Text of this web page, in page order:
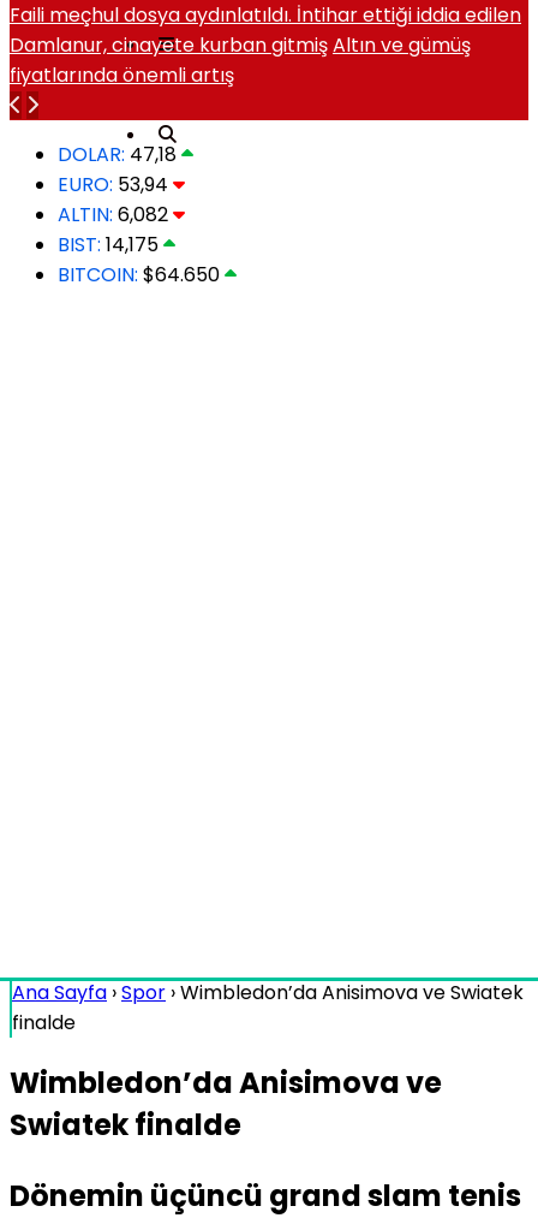
Faili meçhul dosya aydınlatıldı. İntihar ettiği iddia edilen
Damlanur, cinayete kurban gitmişAltın ve gümüş
fiyatlarında önemli artış
DOLAR: 47,18
EURO: 53,94
ALTIN: 6,082
BIST: 14,175
BITCOIN: $64.650
Ana Sayfa ›Spor ›Wimbledon’da Anisimova ve Swiatek
finalde
Wimbledon’da Anisimova ve
Swiatek finalde
Dönemin üçüncü grand slam tenis